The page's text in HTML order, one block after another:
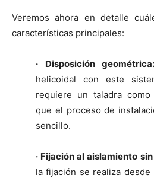
Veremos ahora en detalle
características principales:
· Disposición geométrica:
helicoidal con este
requiere un taladra
que el proceso de
sencillo.
· Fijación al aislamiento
la fijación se realiza